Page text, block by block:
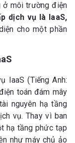
ở môi trường điện
dịch vụ là IaaS,
cho một phần
IaaS (Tiếng Anh:
toán đám mây
nguyên hạ tầng
vụ. Thay vì ban
hạ tầng phức tạp
như máy chủ ảo